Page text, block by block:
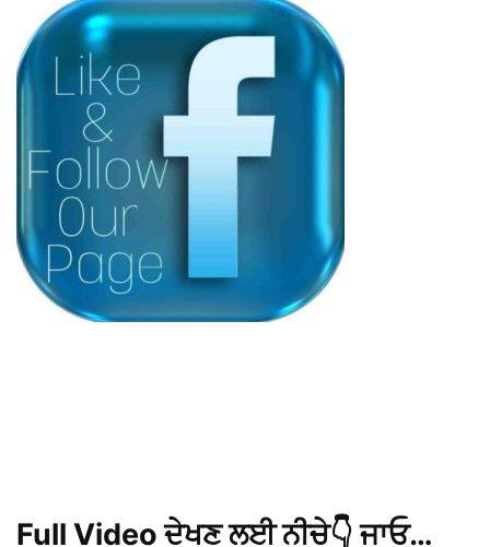
Full Video ਦੇਖਣ ਲਈ ਨੀਚੇ👇 ਜਾਓ…